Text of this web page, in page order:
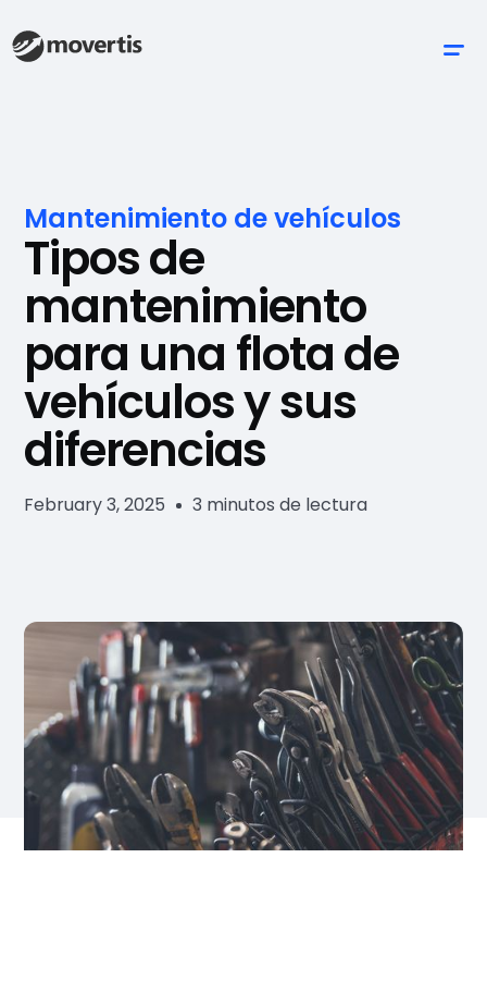
Mantenimiento de vehículos
Tipos de
mantenimiento
para una flota de
vehículos y sus
diferencias
February 3, 2025 3 minutos de lectura